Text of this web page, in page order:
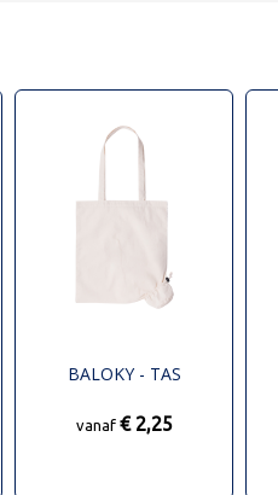
BALOKY - TAS
vanaf € 2,25